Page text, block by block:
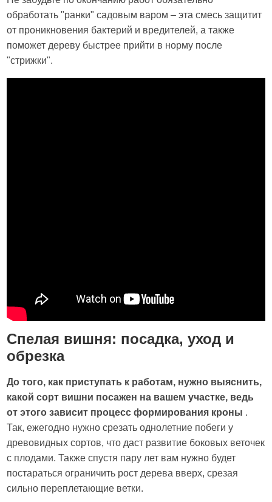
обработать "ранки" садовым варом – эта смесь защитит
от проникновения бактерий и вредителей, а также
поможет дереву быстрее прийти в норму после
"стрижки".
Спелая вишня: посадка, уход и
обрезка
До того, как приступать к работам, нужно выяснить,
какой сорт вишни посажен на вашем участке, ведь
от этого зависит процесс формирования кроны .
Так, ежегодно нужно срезать однолетние побеги у
древовидных сортов, что даст развитие боковых веточек
с плодами. Также спустя пару лет вам нужно будет
постараться ограничить рост дерева вверх, срезая
сильно переплетающие ветки.